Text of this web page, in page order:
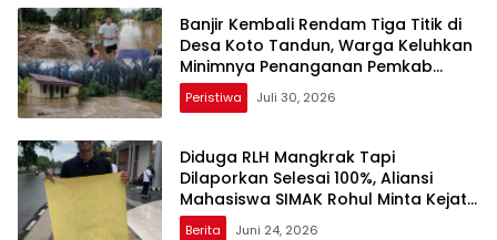
Banjir Kembali Rendam Tiga Titik di
Desa Koto Tandun, Warga Keluhkan
Minimnya Penanganan Pemkab
Rohul
Peristiwa Juli 30, 2026
Diduga RLH Mangkrak Tapi
Dilaporkan Selesai 100%, Aliansi
Mahasiswa SIMAK Rohul Minta Kejati
Riau Periksa Plt Kadis Perkim
Berita Juni 24, 2026